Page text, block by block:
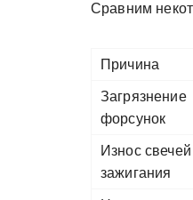
Сравним
Причина
Загрязнение
форсунок
Износ свечей
зажигания